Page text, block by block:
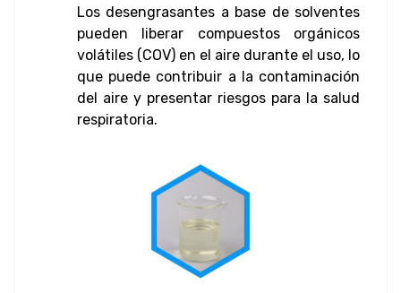
Los desengrasantes a base de solventes
pueden liberar compuestos orgánicos
volátiles (COV) en el aire durante el uso, lo
que puede contribuir a la contaminación
del aire y presentar riesgos para la salud
respiratoria.